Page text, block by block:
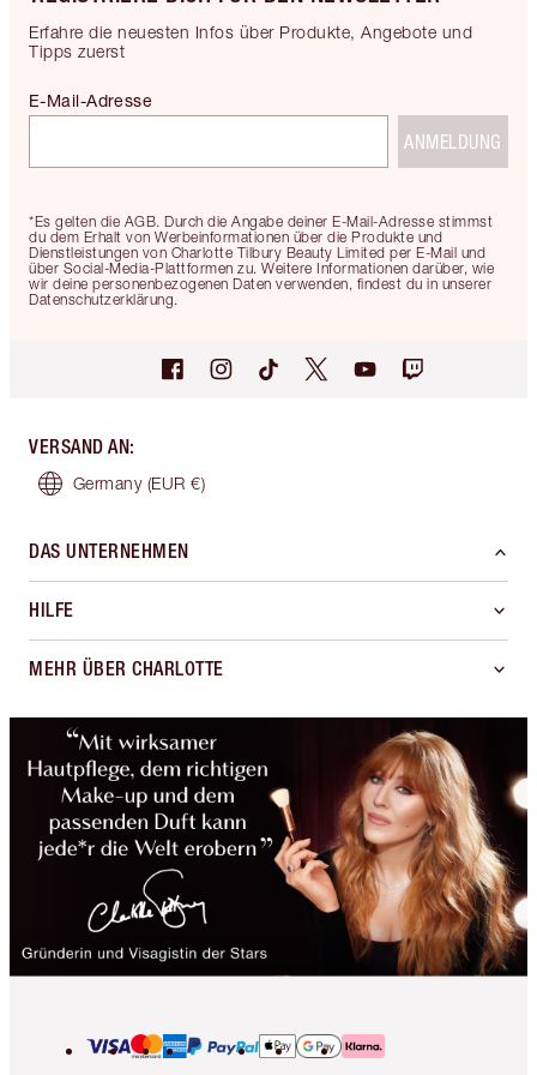
Erfahre die neuesten Infos über Produkte, Angebote und
Tipps zuerst
*Es gelten die AGB. Durch die Angabe deiner E-Mail-Adresse stimmst
du dem Erhalt von Werbeinformationen über die Produkte und
Dienstleistungen von Charlotte Tilbury Beauty Limited per E-Mail und
über Social-Media-Plattformen zu. Weitere Informationen darüber, wie
wir deine personenbezogenen Daten verwenden, findest du in unserer
Datenschutzerklärung.
E-Mail-Adresse
ANMELDUNG
VERSAND AN:
Germany (EUR €)
DAS UNTERNEHMEN
HILFE
MEHR ÜBER CHARLOTTE